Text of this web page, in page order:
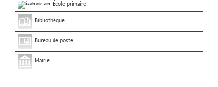
École primaire
Bibliothèque
Bureau de poste
Mairie